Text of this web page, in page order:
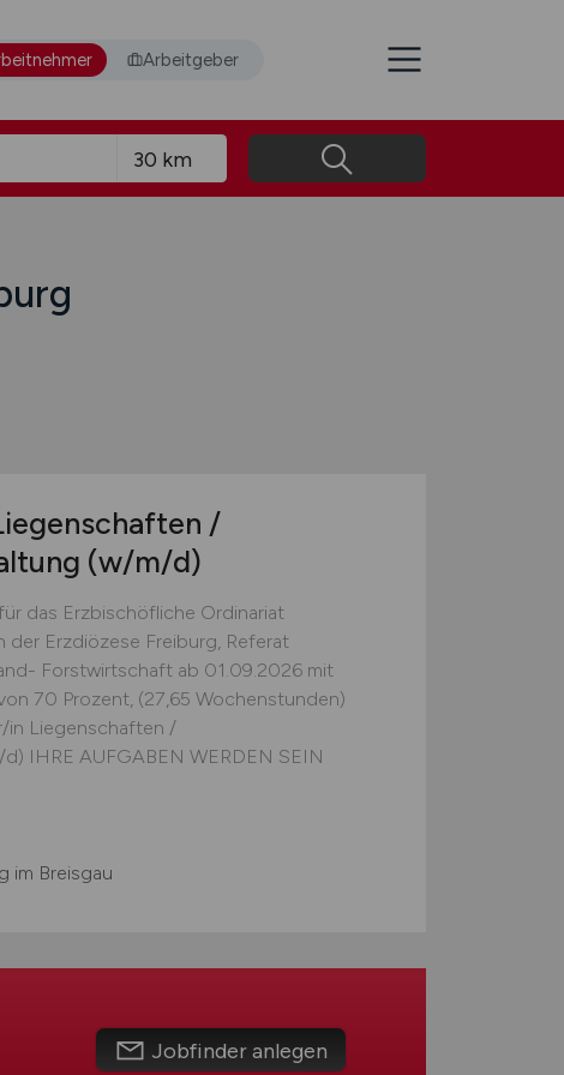
Arbeitgeber
/
(w/m/d)
das Erzbischöfliche Ordinariat
Erzdiözese Freiburg, Referat
Forstwirtschaft ab 01.09.2026 mit
70 Prozent, (27,65 Wochenstunden)
in Liegenschaften /
IHRE AUFGABEN WERDEN SEIN
im Breisgau
Jobfinder anlegen